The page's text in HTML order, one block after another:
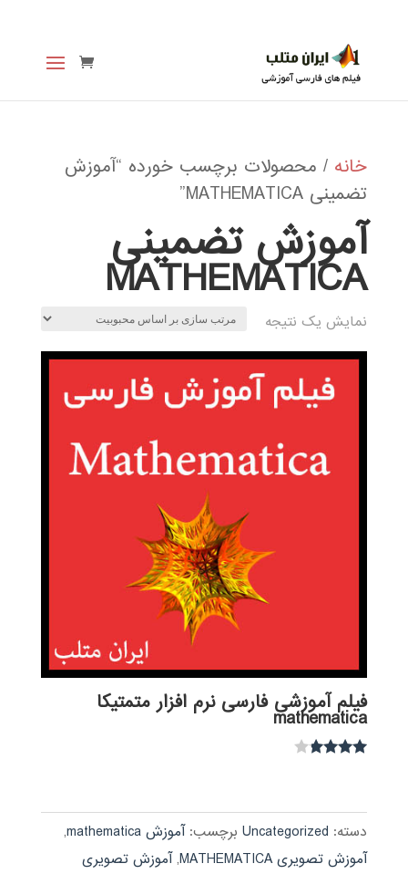
خانه / محصولات برچسب خورده “آموزش
تضمینی MATHEMATICA”
آموزش تضمینی
MATHEMATICA
نمایش یک نتیجه
فیلم آموزشی فارسی نرم افزار متمتیکا
mathematica
دسته: Uncategorized برچسب:آموزش mathematica
,
آموزش تصویری MATHEMATICA
,آموزش تصویری